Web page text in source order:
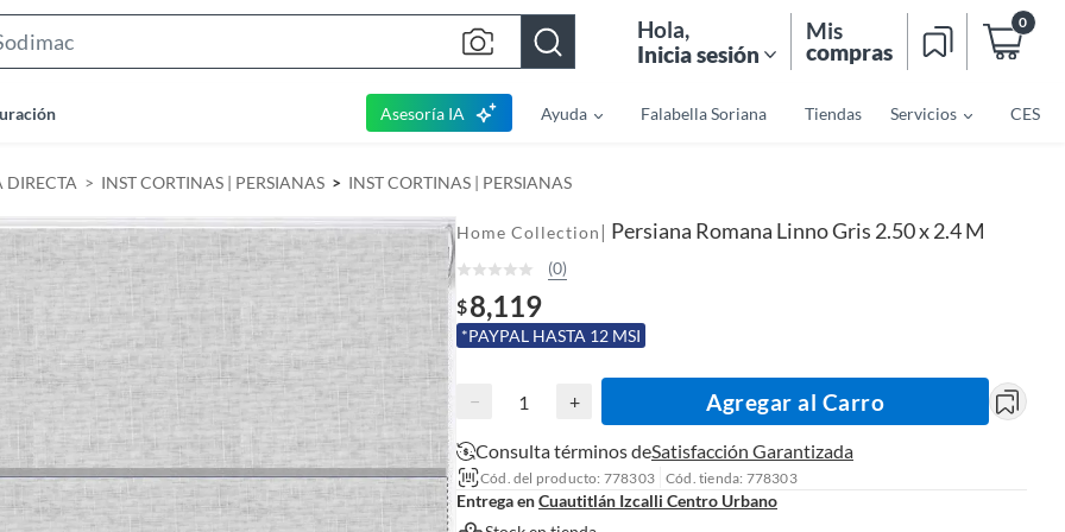
h
B
a
r
Hola,
Inicia sesión
Mis
compras
0
Asesoría IA Ayuda Falabella Soriana Tiendas Servicios CES
DIRECTA INST CORTINAS | PERSIANAS INST CORTINAS | PERSIANAS
Home Collection | Persiana Romana Linno Gris 2.50 x 2.4 M
(0)
$8,119
*PAYPAL HASTA 12 MSI
− + Agregar al Carro
Consulta términos deSatisfacción Garantizada
Cód. del producto: 778303 Cód. tienda: 778303
Entrega enCuautitlán Izcalli Centro Urbano